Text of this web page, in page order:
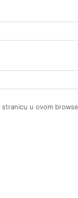
stranicu u ovom